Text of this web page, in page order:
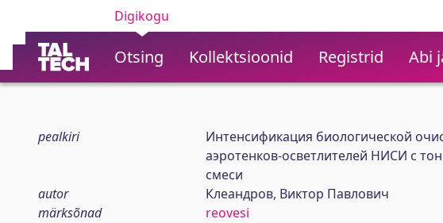
Digikogu
Otsing Kollektsioonid Registrid Abi
pealkiri
Интенсификация биологической
аэротенков-осветлителей НИСИ с
смеси
autor
Клеандров, Виктор Павлович
märksõnad
reovesi